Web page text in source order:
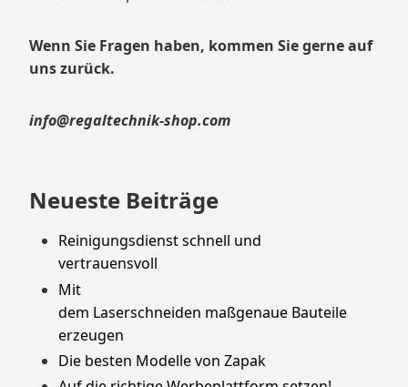
Wenn Sie Fragen haben, kommen Sie gerne auf
uns zurück.
info@regaltechnik-shop.com
Neueste Beiträge
Reinigungsdienst schnell und
vertrauensvoll
Mit
dem Laserschneiden maßgenaue Bauteile
erzeugen
Die besten Modelle von Zapak